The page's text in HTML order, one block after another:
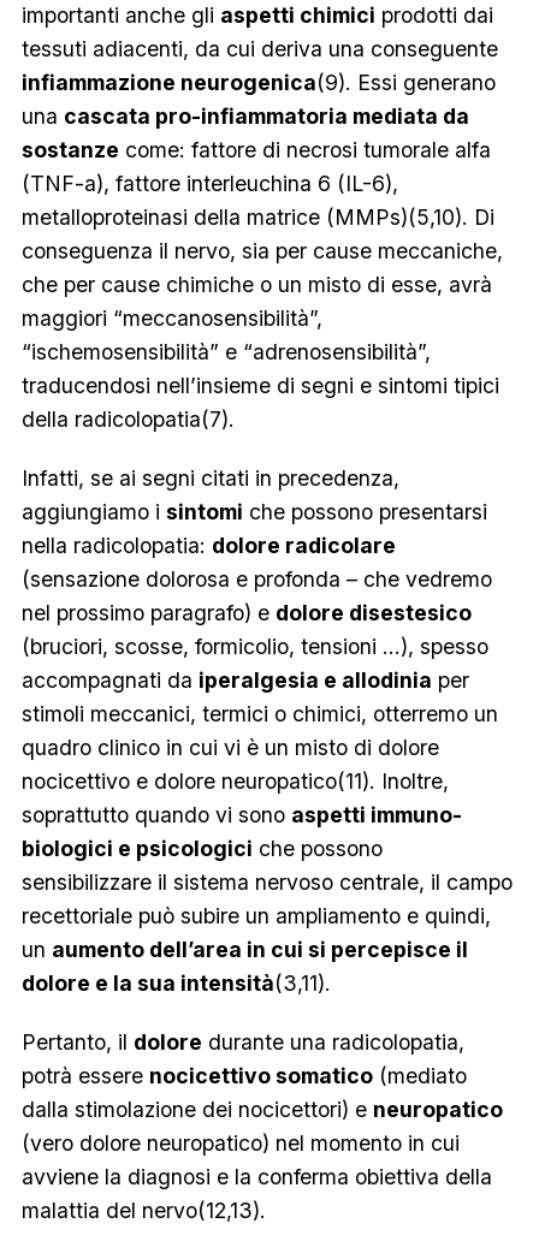
importanti anche gli aspetti chimici prodotti dai
tessuti adiacenti, da cui deriva una conseguente
infiammazione neurogenica(9). Essi generano
una cascata pro-infiammatoria mediata da
sostanze come: fattore di necrosi tumorale alfa
(TNF-a), fattore interleuchina 6 (IL-6),
metalloproteinasi della matrice (MMPs)(5,10). Di
conseguenza il nervo, sia per cause meccaniche,
che per cause chimiche o un misto di esse, avrà
maggiori “meccanosensibilità”,
“ischemosensibilità” e “adrenosensibilità”,
traducendosi nell’insieme di segni e sintomi tipici
della radicolopatia(7).
Infatti, se ai segni citati in precedenza,
aggiungiamo i sintomi che possono presentarsi
nella radicolopatia: dolore radicolare
(sensazione dolorosa e profonda – che vedremo
nel prossimo paragrafo) e dolore disestesico
(bruciori, scosse, formicolio, tensioni …), spesso
accompagnati da iperalgesia e allodinia per
stimoli meccanici, termici o chimici, otterremo un
quadro clinico in cui vi è un misto di dolore
nocicettivo e dolore neuropatico(11). Inoltre,
soprattutto quando vi sono aspetti immuno-
biologici e psicologici che possono
sensibilizzare il sistema nervoso centrale, il campo
recettoriale può subire un ampliamento e quindi,
un aumento dell’area in cui si percepisce il
dolore e la sua intensità(3,11).
Pertanto, il dolore durante una radicolopatia,
potrà essere nocicettivo somatico(mediato
dalla stimolazione dei nocicettori) e neuropatico
(vero dolore neuropatico) nel momento in cui
avviene la diagnosi e la conferma obiettiva della
malattia del nervo(12,13).